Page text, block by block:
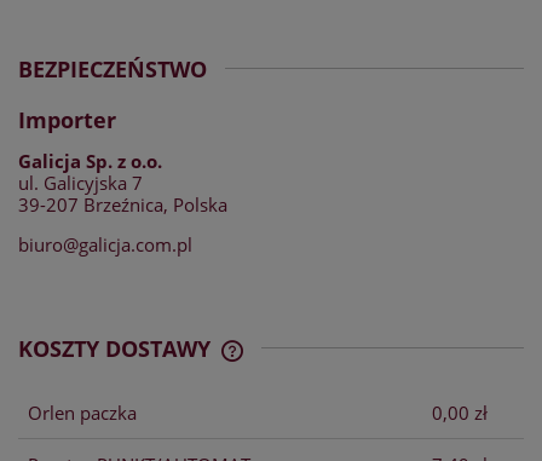
BEZPIECZEŃSTWO
Importer
Galicja Sp. z o.o.
ul. Galicyjska 7
39-207 Brzeźnica, Polska
biuro@galicja.com.pl
KOSZTY DOSTAWY
Orlen paczka 0,00 zł